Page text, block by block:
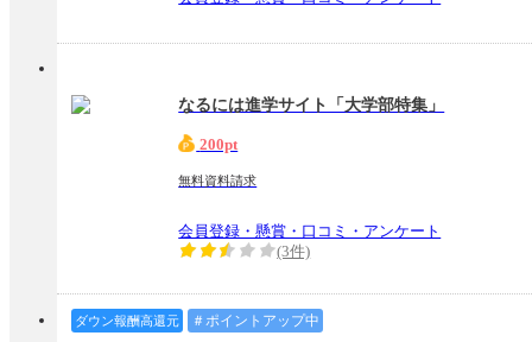
なるには進学サイト「大学部特集」
200pt
無料資料請求
会員登録・懸賞・口コミ・アンケート
(3件)
ダウン報酬高還元 ＃ポイントアップ中